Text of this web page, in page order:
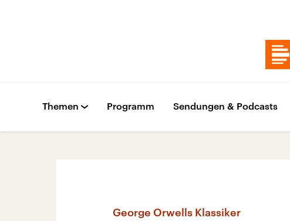
Themen Programm Sendungen & Podcasts
George Orwells Klassiker